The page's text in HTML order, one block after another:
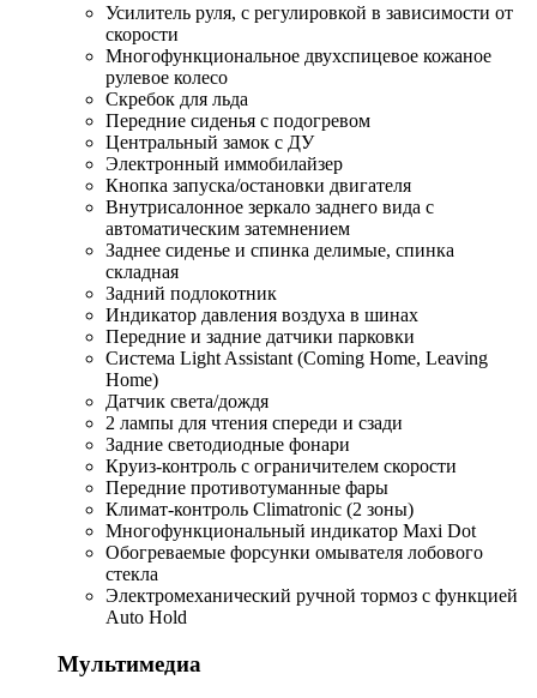
Усилитель руля, с регулировкой в зависимости от
скорости
Многофункциональное двухспицевое кожаное
рулевое колесо
Скребок для льда
Передние сиденья с подогревом
Центральный замок с ДУ
Электронный иммобилайзер
Кнопка запуска/остановки двигателя
Внутрисалонное зеркало заднего вида с
автоматическим затемнением
Заднее сиденье и спинка делимые, спинка
складная
Задний подлокотник
Индикатор давления воздуха в шинах
Передние и задние датчики парковки
Система Light Assistant (Coming Home, Leaving
Home)
Датчик света/дождя
2 лампы для чтения спереди и сзади
Задние светодиодные фонари
Круиз-контроль с ограничителем скорости
Передние противотуманные фары
Климат-контроль Climatronic (2 зоны)
Многофункциональный индикатор Maxi Dot
Обогреваемые форсунки омывателя лобового
стекла
Электромеханический ручной тормоз с функцией
Auto Hold
Мультимедиа